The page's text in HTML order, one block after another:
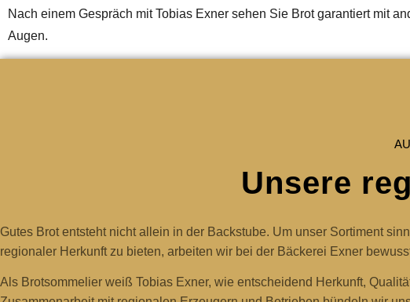
Nach einem Gespräch mit Tobias Exner sehen Sie Brot garantiert mit
Augen.
Unsere
Gutes Brot entsteht nicht allein in der Backstube. Um unser Sortiment
regionaler Herkunft zu bieten, arbeiten wir bei der Bäckerei Exner
Als Brotsommelier weiß Tobias Exner, wie entscheidend Herkunft,